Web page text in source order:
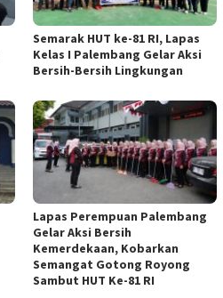
Semarak HUT ke-81 RI, Lapas
Kelas I Palembang Gelar Aksi
Bersih-Bersih Lingkungan
Lapas Perempuan Palembang
Gelar Aksi Bersih
Kemerdekaan, Kobarkan
Semangat Gotong Royong
Sambut HUT Ke-81 RI